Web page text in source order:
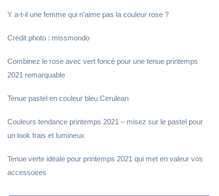
Y a-t-il une femme qui n’aime pas la couleur rose ?
Crédit photo : missmondo
Combinez le rose avec vert foncé pour une tenue printemps
2021 remarquable
Tenue pastel en couleur bleu Cerulean
Couleurs tendance printemps 2021 – misez sur le pastel pour
un look frais et lumineux
Tenue verte idéale pour printemps 2021 qui met en valeur vos
accessoires